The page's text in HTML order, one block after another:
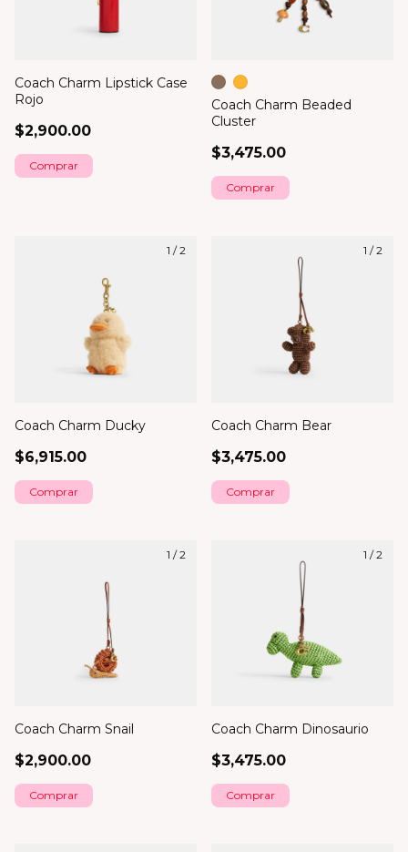
Coach Charm Lipstick Case
Rojo
$2,900.00
Coach Charm Beaded
Cluster
$3,475.00
Comprar
1 /2
Coach Charm Ducky
$6,915.00
1 /2
Coach Charm Bear
$3,475.00
1 /2
Coach Charm Snail
$2,900.00
1 /2
Coach Charm Dinosaurio
$3,475.00